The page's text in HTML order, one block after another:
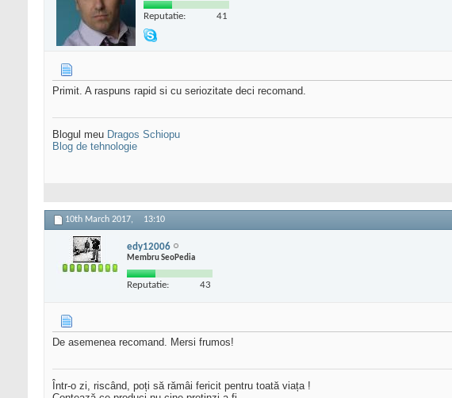
Reputatie: 41
Primit. A raspuns rapid si cu seriozitate deci recomand.
Blogul meu Dragos Schiopu
Blog de tehnologie
10th March 2017, 13:10
edy12006
Membru SeoPedia
Reputatie: 43
De asemenea recomand. Mersi frumos!
Într-o zi, riscând, poți să rămâi fericit pentru toată viața !